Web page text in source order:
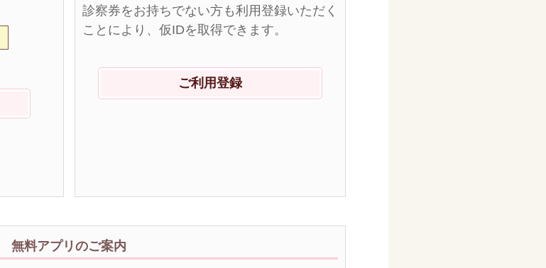
診察券をお持ちでない方も利用登録いただく
ことにより、仮IDを取得できます。
ご利用登録
無料アプリのご案内